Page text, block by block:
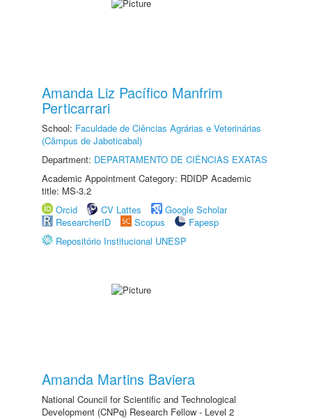
Amanda Liz Pacífico Manfrim
Perticarrari
School: Faculdade de Ciências Agrárias e Veterinárias
(Câmpus de Jaboticabal)
Department: DEPARTAMENTO DE CIÊNCIAS EXATAS
Academic Appointment Category: RDIDP Academic
title: MS-3.2
Orcid
CV Lattes
Google Scholar
ResearcherID
Scopus
Fapesp
Repositório Institucional UNESP
Amanda Martins Baviera
National Council for Scientific and Technological
Development (CNPq) Research Fellow - Level 2